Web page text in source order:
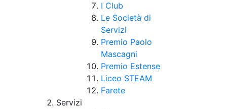
I Club
Le Società di
Servizi
Premio Paolo
Mascagni
Premio Estense
Liceo STEAM
Farete
Servizi